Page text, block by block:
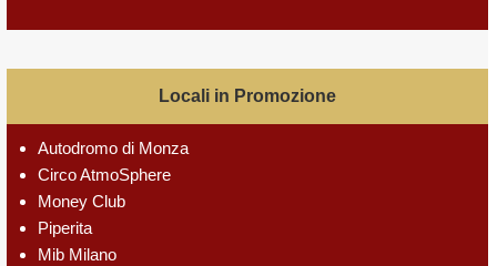
Locali in Promozione
Autodromo di Monza
Circo AtmoSphere
Money Club
Piperita
Mib Milano